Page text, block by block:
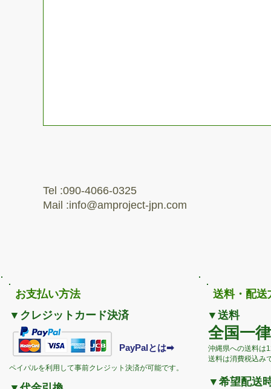
Tel :090-4066-0325
Mail :info@amproject-jpn.com
​お支払い方法
▼クレジットカード決済
PayPalとは➡
ペイパルを利用して事前クレジット決済が可能です。
送料・配送
▼送料
全国一
沖縄県への送料は
​送料は消費税込み
▼希望配送